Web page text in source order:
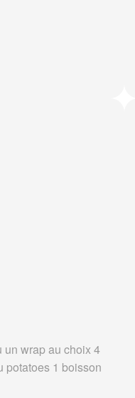
un wrap au choix 4
potatoes 1 boisson